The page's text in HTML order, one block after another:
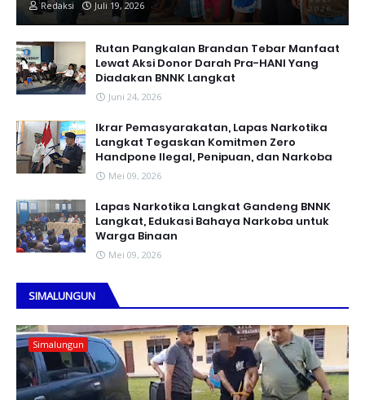
Redaksi Juli 19, 2026
Rutan Pangkalan Brandan Tebar Manfaat
Lewat Aksi Donor Darah Pra-HANI Yang
Diadakan BNNK Langkat
Juni 24, 2026
Ikrar Pemasyarakatan, Lapas Narkotika
Langkat Tegaskan Komitmen Zero
Handpone llegal, Penipuan, dan Narkoba
Mei 09, 2026
Lapas Narkotika Langkat Gandeng BNNK
Langkat, Edukasi Bahaya Narkoba untuk
Warga Binaan
Mei 09, 2026
SIMALUNGUN
Simalungun